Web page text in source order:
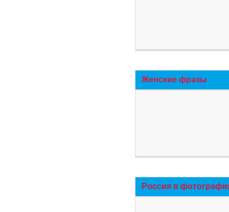
Женские фразы
Россия в